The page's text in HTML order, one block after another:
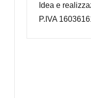
Idea e
P.IVA